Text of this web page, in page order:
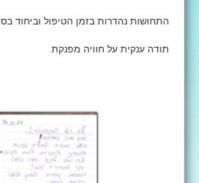
התחושות נהדרות בזמן הטיפול וביחוד
תודה ענקית על חוויה מפנקת